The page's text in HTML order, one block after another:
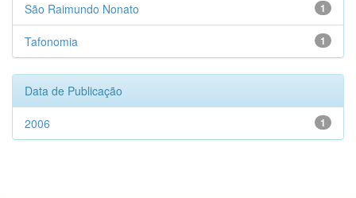
1
São Raimundo Nonato
1
Tafonomia
Data de Publicação
1
2006